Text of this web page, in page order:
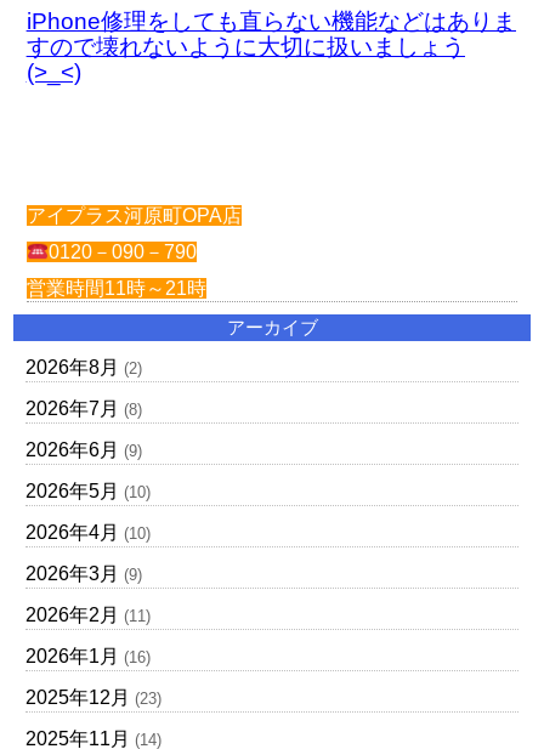
iPhone修理をしても直らない機能などはありま
すので壊れないように大切に扱いましょう
(>_<)
アイプラス河原町OPA店
0120－090－790
営業時間11時～21時
アーカイブ
2026年8月 (2)
2026年7月 (8)
2026年6月 (9)
2026年5月 (10)
2026年4月 (10)
2026年3月 (9)
2026年2月 (11)
2026年1月 (16)
2025年12月 (23)
2025年11月 (14)